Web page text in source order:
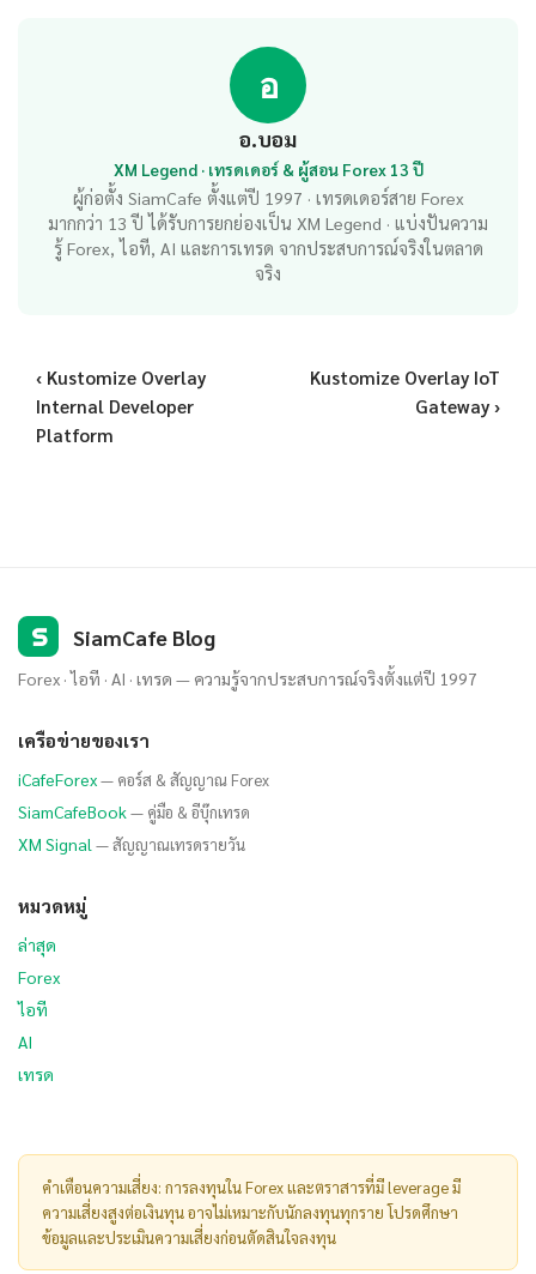
อ
อ.บอม
XM Legend · เทรดเดอร์ & ผู้สอน Forex 13 ปี
ผู้ก่อตั้ง SiamCafe ตั้งแต่ปี 1997 · เทรดเดอร์สาย Forex
มากกว่า 13 ปี ได้รับการยกย่องเป็น XM Legend · แบ่งปันความ
รู้ Forex, ไอที, AI และการเทรด จากประสบการณ์จริงในตลาด
จริง
‹ Kustomize Overlay
Internal Developer
Platform
Kustomize Overlay IoT
Gateway ›
S SiamCafe Blog
Forex · ไอที · AI · เทรด — ความรู้จากประสบการณ์จริงตั้งแต่ปี 1997
เครือข่ายของเรา
iCafeForex— คอร์ส & สัญญาณ Forex
SiamCafeBook— คู่มือ & อีบุ๊กเทรด
XM Signal — สัญญาณเทรดรายวัน
หมวดหมู่
ล่าสุด
Forex
ไอที
AI
เทรด
คำเตือนความเสี่ยง: การลงทุนใน Forex และตราสารที่มี leverage มี
ความเสี่ยงสูงต่อเงินทุน อาจไม่เหมาะกับนักลงทุนทุกราย โปรดศึกษา
ข้อมูลและประเมินความเสี่ยงก่อนตัดสินใจลงทุน